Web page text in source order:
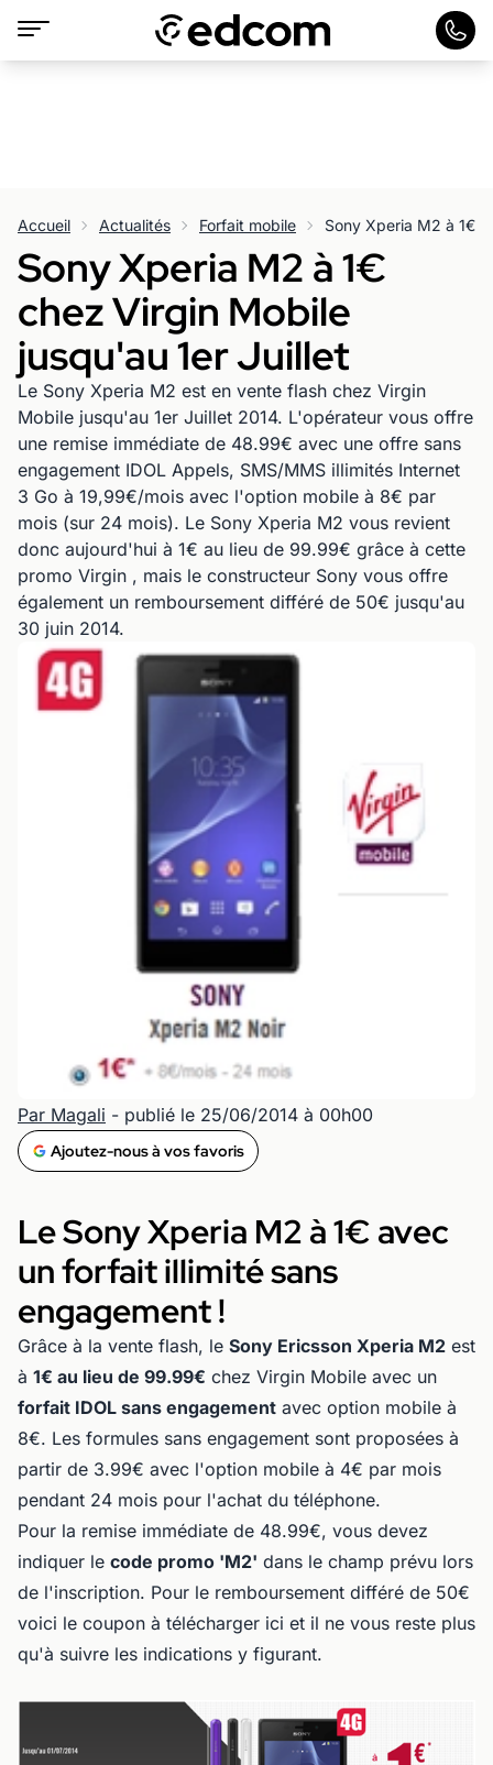
Accueil Actualités Forfait mobile
Sony Xperia M2 à 1€
chez Virgin Mobile
jusqu'au 1er Juillet
Le Sony Xperia M2 est en vente flash chez Virgin
Mobile jusqu'au 1er Juillet 2014. L'opérateur vous offre
une remise immédiate de 48.99€ avec une offre sans
engagement IDOL Appels, SMS/MMS illimités Internet
3 Go à 19,99€/mois avec l'option mobile à 8€ par
mois (sur 24 mois). Le Sony Xperia M2 vous revient
donc aujourd'hui à 1€ au lieu de 99.99€ grâce à cette
promo Virgin , mais le constructeur Sony vous offre
également un remboursement différé de 50€ jusqu'au
30 juin 2014.
Par Magali - publié le 25/06/2014 à 00h00
Ajoutez-nous à vos favoris
Le Sony Xperia M2 à 1€ avec
un forfait illimité sans
engagement !
Grâce à la vente flash, le Sony Ericsson Xperia M2 est
à 1€ au lieu de 99.99€ chez Virgin Mobile avec un
forfait IDOL sans engagement avec option mobile à
8€. Les formules sans engagement sont proposées à
partir de 3.99€ avec l'option mobile à 4€ par mois
pendant 24 mois pour l'achat du téléphone.
Pour la remise immédiate de 48.99€, vous devez
indiquer le code promo 'M2' dans le champ prévu lors
de l'inscription. Pour le remboursement différé de 50€
voici le coupon à télécharger ici et il ne vous reste plus
qu'à suivre les indications y figurant.